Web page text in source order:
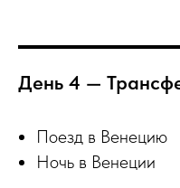
День 4 —
Поезд в Венецию
Ночь в Венеции